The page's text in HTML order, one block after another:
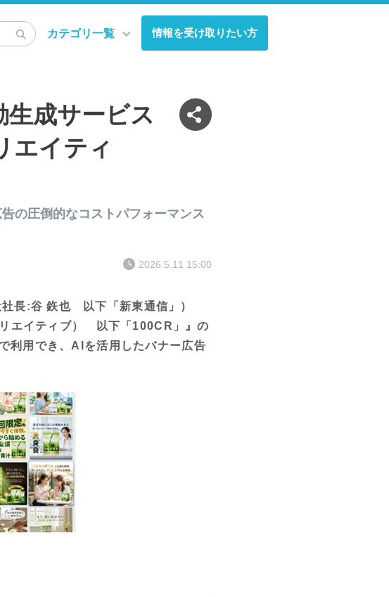
カテゴリ一覧 情報を受け取りたい方
成サービス
エイティ
の圧倒的なコストパフォーマンス
2026.5.11 15:00
長:谷 鉃也 以下「新東通信」）
エイティブ） 以下「100CR」』の
利用でき、AIを活用したバナー広告